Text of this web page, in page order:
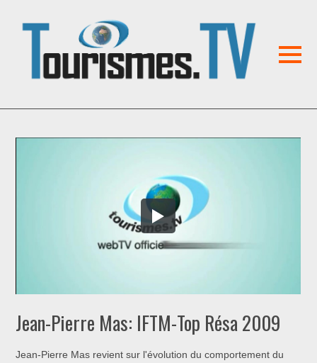
Jean-Pierre Mas: IFTM-Top Résa 2009
Jean-Pierre Mas revient sur l'évolution du comportement du